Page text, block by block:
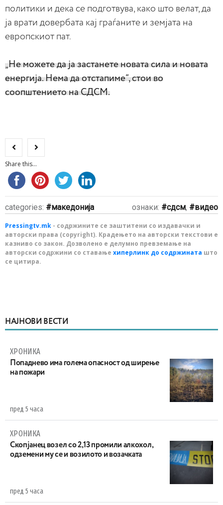
политики и дека се подготвува, како што велат, да
ја врати довербата кај граѓаните и земјата на
европскиот пат.
„Не можете да ја застанете новата сила и новата
енергија. Нема да отстапиме“, стои во
соопштението на СДСМ.
Share this...
categories: македонија ознаки: сдсм, видео
Pressingtv.mk - содржините се заштитени со издавачки и
авторски права (copyright). Крадењето на авторски текстови е
казниво со закон. Дозволено е делумно превземање на
авторски содржини со ставање хиперлинк до содржината што
се цитира.
НАЈНОВИ ВЕСТИ
ХРОНИКА
Попаднево има голема опасност од ширење
на пожари
пред 5 часа
ХРОНИКА
Скопјанец возел со 2,13 промили алкохол,
одземени му се и возилото и возачката
пред 5 часа